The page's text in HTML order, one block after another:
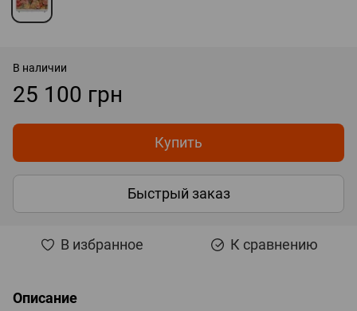
В наличии
25 100 грн
Купить
Быстрый заказ
В избранное К сравнению
Описание